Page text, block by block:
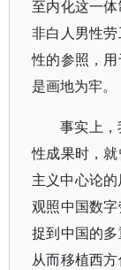
至内化这一
非白人男性
性的参照，
是画地为牢。
事实上
性成果时，
主义中心论
观照中国数
捉到中国的
从而移植西